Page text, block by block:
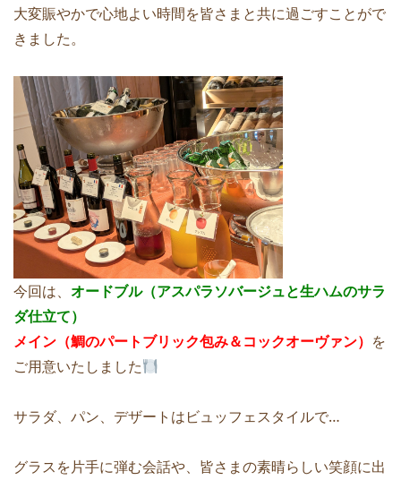
大変賑やかで心地よい時間を皆さまと共に過ごすことがで
きました。
今回は、 オードブル（アスパラソバージュと生ハムのサラ
ダ仕立て）
メイン（鯛のパートブリック包み＆コックオーヴァン） を
ご用意いたしました
サラダ、パン、デザートはビュッフェスタイルで…
グラスを片手に弾む会話や、皆さまの素晴らしい笑顔に出